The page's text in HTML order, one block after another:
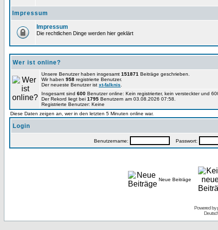
Impressum
Impressum
Die rechtlichen Dinge werden hier geklärt
Wer ist online?
Unsere Benutzer haben insgesamt 151871 Beiträge geschrieben.
Wir haben 958 registrierte Benutzer.
Der neueste Benutzer ist xt-falknis
Insgesamt sind 600 Benutzer online: Kein registrierter, kein versteckter und
Der Rekord liegt bei 1795 Benutzern am 03.08.2026 07:58.
Registrierte Benutzer: Keine
Diese Daten zeigen an, wer in den letzten 5 Minuten online war.
Login
Benutzername: Passwort:
Neue Beiträge
Powered by